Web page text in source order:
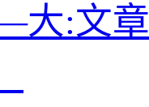
大:文